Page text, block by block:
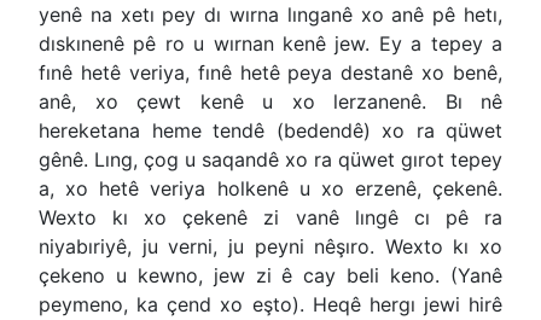
yenê na xetı pey dı wırna lınganê xo anê pê hetı,
dıskınenê pê ro u wırnan kenê jew. Ey a tepey a
fınê hetê veriya, fınê hetê peya destanê xo benê,
anê, xo çewt kenê u xo lerzanenê. Bı nê
hereketana heme tendê (bedendê) xo ra qüwet
gênê. Lıng, çog u saqandê xo ra qüwet gırot tepey
a, xo hetê veriya holkenê u xo erzenê, çekenê.
Wexto kı xo çekenê zi vanê lıngê cı pê ra
niyabıriyê, ju verni, ju peyni nêşıro. Wexto kı xo
çekeno u kewno, jew zi ê cay beli keno. (Yanê
peymeno, ka çend xo eşto). Heqê hergı jewi hirê